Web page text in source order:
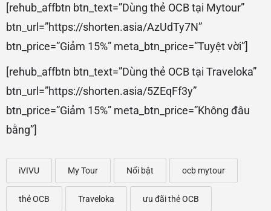
[rehub_affbtn btn_text=”Dùng thẻ OCB tại Mytour”
btn_url=”https://shorten.asia/AzUdTy7N”
btn_price=”Giảm 15%” meta_btn_price=”Tuyệt vời”]
[rehub_affbtn btn_text=”Dùng thẻ OCB tại Traveloka”
btn_url=”https://shorten.asia/5ZEqFf3y”
btn_price=”Giảm 15%” meta_btn_price=”Không đâu
bằng”]
iVIVU My Tour Nổi bật ocb mytour
thẻ OCB Traveloka ưu đãi thẻ OCB